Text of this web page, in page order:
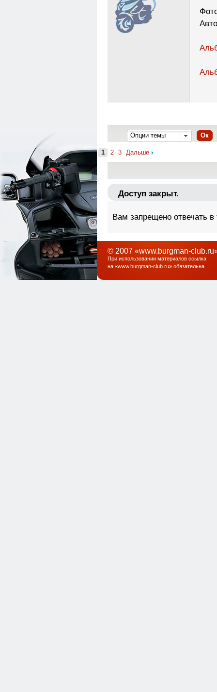
Опции темы Ок
1 2 3 Дальше
Доступ закрыт.
Вам запрещено отвечать
© 2007 «www.burgman-
При использовании материалов ссылка
на «www.burgman-club.ru» обязательна.